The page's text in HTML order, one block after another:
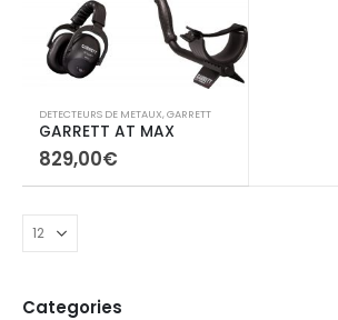
DETECTEURS DE METAUX,GARRETT
GARRETT AT MAX
829,00€
Categories